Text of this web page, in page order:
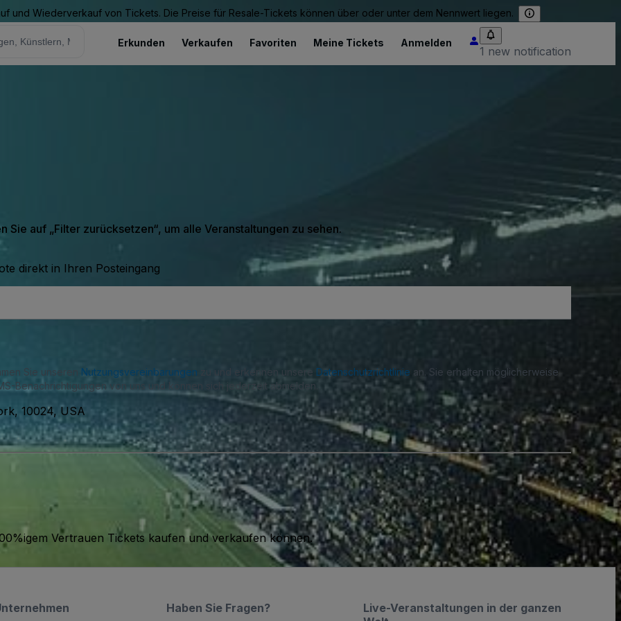
und Wiederverkauf von Tickets. Die Preise für Resale-Tickets können über oder unter dem Nennwert liegen.
Erkunden Verkaufen Favoriten Meine Tickets Anmelden
1 new notification
Sie auf „Filter zurücksetzen“, um alle Veranstaltungen zu sehen.
direkt in Ihren Posteingang
Sie unseren Nutzungsvereinbarungen zu und erkennen unsere Datenschutzrichtlinie an. Sie erhalten möglicherweise
Benachrichtigungen von uns und können sich jederzeit abmelden.
10024, USA
Vertrauen Tickets kaufen und verkaufen können.
Live-Veranstaltungen in der ganzen
Haben Sie Fragen?